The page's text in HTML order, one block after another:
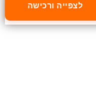
לצפייה ורכישה